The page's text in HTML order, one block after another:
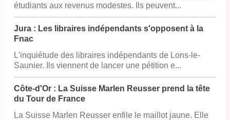
étudiants aux revenus modestes. Ils peuvent...
Jura : Les libraires indépendants s'opposent à la
Fnac
L'inquiétude des libraires indépendants de Lons-le-
Saunier. Ils viennent de lancer une pétition e...
Côte-d'Or : La Suisse Marlen Reusser prend la tête
du Tour de France
La Suisse Marlen Reusser enfile le maillot jaune. Elle